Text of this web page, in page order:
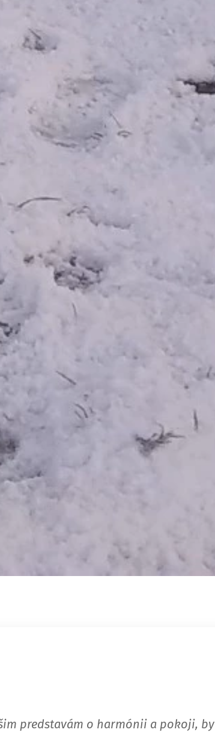
predstavám o harmónii a pokoji, by